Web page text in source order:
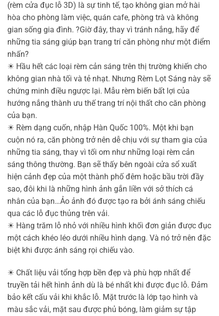
(rèm cửa đục lỗ 3D) là sự tinh tế, tạo không gian mở hài
hòa cho phòng làm việc, quán cafe, phòng trà và không
gian sống gia đình. ?Giờ đây, thay vì tránh nắng, hãy để
những tia sáng giúp bạn trang trí căn phòng như một điểm
nhấn?
☀ Hầu hết các loại rèm cản sáng trên thị trường khiến cho
không gian nhà tối và tẻ nhạt. Nhưng Rèm Lọt Sáng này sẽ
chứng minh điều ngược lại. Mẫu rèm biến bất lợi của
hướng nắng thành ưu thế trang trí nội thất cho căn phòng
của bạn.
☀ Rèm dạng cuốn, nhập Hàn Quốc 100%. Một khi bạn
cuộn nó ra, căn phòng trở nên dễ chịu với sự tham gia của
những tia sáng, thay vì tối om như những loại rèm cản
sáng thông thường. Bạn sẽ thấy bên ngoài cửa sổ xuất
hiện cảnh đẹp của một thành phố đêm hoặc bầu trời đầy
sao, đôi khi là những hình ảnh gắn liền với sở thích cá
nhân của bạn…Ảo ảnh đó được tạo ra bởi ánh sáng chiếu
qua các lỗ đục thủng trên vải.
☀ Hàng trăm lỗ nhỏ với nhiều hình khối đơn giản được đục
một cách khéo léo dưới nhiều hình dạng. Và nó trở nên đặc
biệt khi được ánh sáng rọi chiếu vào.
☀ Chất liệu vải tổng hợp bền đẹp và phù hợp nhất để
truyền tải hết hình ảnh dù là bé nhất khi được đục lỗ. Đảm
bảo kết cấu vải khi khắc lỗ. Mặt trước là lớp tạo hình và
màu sắc vải, mặt sau được phủ bóng, làm giảm sự tập